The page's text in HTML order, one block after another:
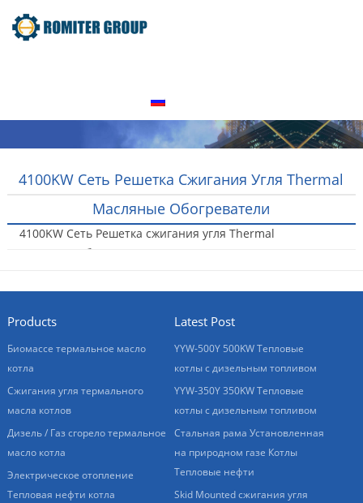
4100KW Сеть Решетка Сжигания Угля Thermal
Масляные Обогреватели
4100KW Сеть Решетка сжигания угля Thermal
масляные обогреватели
Products
Биомассе термальное масло
котла
Сжигания угля термального
масла котлов
Дизель / Газ сгорело термальное
масло котла
Электрическое отопление
Тепловая нефти котла
Latest Post
YYW-500Y 500KW Тепловые
котлы с дизельным топливом
YYW-350Y 350KW Тепловые
котлы с дизельным топливом
Стальная рама Установленная
на природном газе Котлы
Тепловые нефти
Skid Mounted сжигания угля